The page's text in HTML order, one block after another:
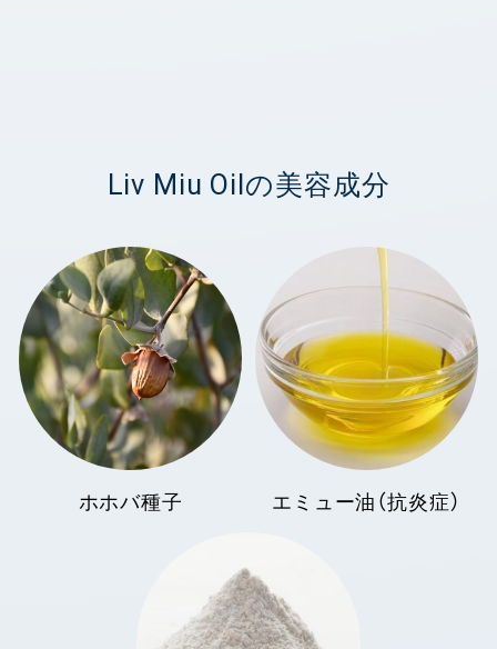
Liv Miu Oilの美容成分
ホホバ種子 エミュー油（抗炎症）